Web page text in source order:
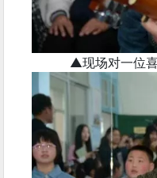
▲现场对一位